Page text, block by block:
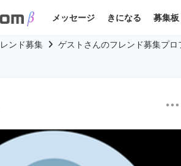
メッセージ きになる 募集板
ンド募集 ゲストさんのフレンド募集プロ